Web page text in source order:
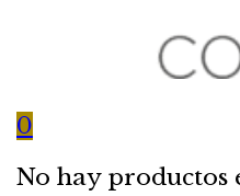
0
No hay productos